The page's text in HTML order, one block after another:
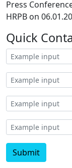
Press
HRPB on
Quick
Submit